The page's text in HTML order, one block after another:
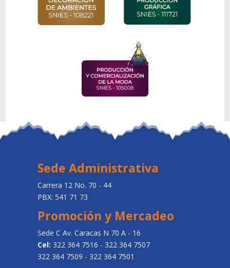
Sede Administrativa
Carrera 12 No. 70 - 44
PBX: 541 71 73
Promoción y Mercadeo
Sede C Av. Caracas N 70 A - 16
Cel: 322 364 7516 - 322 364 7507
322 364 7509 - 322 364 7501